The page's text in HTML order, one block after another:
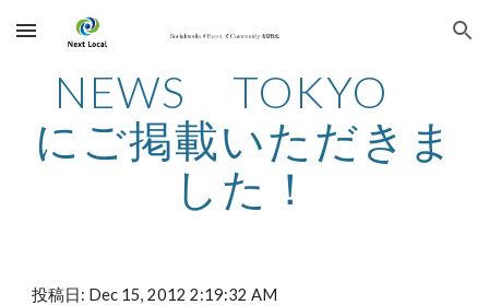
Skip to main content Skip to navigation
NEWS TOKYO
にご掲載いただきま
した！
投稿日: Dec 15, 2012 2:19:32 AM